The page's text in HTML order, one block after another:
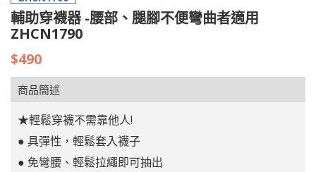
輔助穿襪器 -腰部、腿腳不便彎曲者適用
ZHCN1790
$490
商品簡述
★輕鬆穿襪不需靠他人!
● 具彈性，輕鬆套入襪子
● 免彎腰、輕鬆拉繩即可抽出